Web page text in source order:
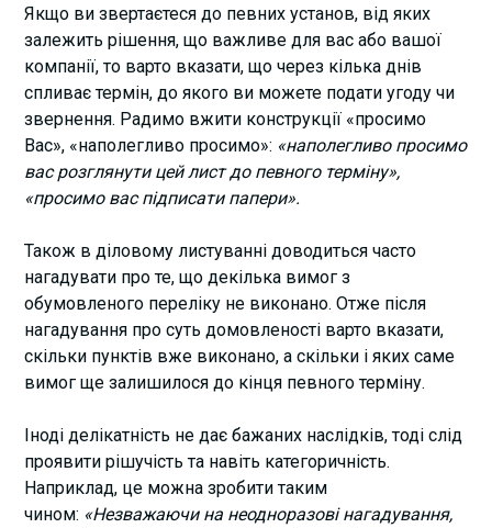
Якщо ви звертаєтеся до певних установ, від яких
залежить рішення, що важливе для вас або вашої
компанії, то варто вказати, що через кілька днів
спливає термін, до якого ви можете подати угоду чи
звернення. Радимо вжити конструкції «просимо
Вас», «наполегливо просимо»: «наполегливо просимо
вас розглянути цей лист до певного терміну»,
«просимо вас підписати папери».
Також в діловому листуванні доводиться часто
нагадувати про те, що декілька вимог з
обумовленого переліку не виконано. Отже після
нагадування про суть домовленості варто вказати,
скільки пунктів вже виконано, а скільки і яких саме
вимог ще залишилося до кінця певного терміну.
Іноді делікатність не дає бажаних наслідків, тоді слід
проявити рішучість та навіть категоричність.
Наприклад, це можна зробити таким
чином: «Незважаючи на неодноразові нагадування,